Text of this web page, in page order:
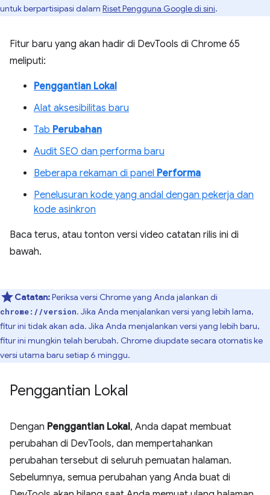
untuk berpartisipasi dalam Riset Pengguna Google di sini.
Fitur baru yang akan hadir di DevTools di Chrome 65
meliputi:
Penggantian Lokal
Alat aksesibilitas baru
Tab Perubahan
Audit SEO dan performa baru
Beberapa rekaman di panel Performa
Penelusuran kode yang andal dengan pekerja dan
kode asinkron
Baca terus, atau tonton versi video catatan rilis ini di
bawah.
Catatan:Periksa versi Chrome yang Anda jalankan di
chrome://version. Jika Anda menjalankan versi yang lebih lama,
fitur ini tidak akan ada. Jika Anda menjalankan versi yang lebih baru,
fitur ini mungkin telah berubah. Chrome diupdate secara otomatis ke
versi utama baru setiap 6 minggu.
Penggantian Lokal
Dengan Penggantian Lokal, Anda dapat membuat
perubahan di DevTools, dan mempertahankan
perubahan tersebut di seluruh pemuatan halaman.
Sebelumnya, semua perubahan yang Anda buat di